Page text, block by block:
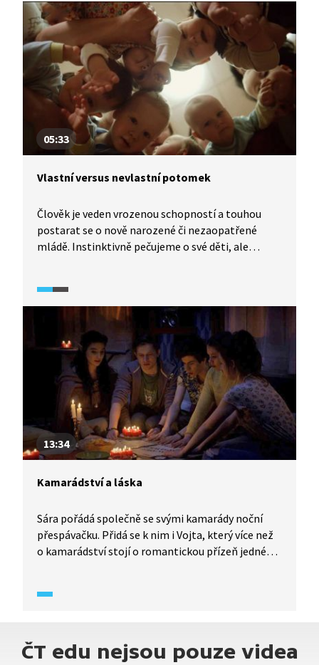
05:33
Vlastní versus nevlastní potomek
Člověk je veden vrozenou schopností a touhou
postarat se o nově narozené či nezaopatřené
mládě. Instinktivně pečujeme o své děti, ale
potomek není jejich vlastní, častěji na takovém
dítěti páchají násilí. Psychologické mechanismy
nám brání chovat se násilně k malým dětem,
ovšem v případě nevlastního dítěte tyto
mechanismy snadněji selžou.
13:34
Kamarádství a láska
Sára pořádá společně se svými kamarády noční
přespávačku. Přidá se k nim i Vojta, který více než
o kamarádství stojí o romantickou přízeň jedné
závěrem? Poznejte druhé dřív, než je odepíšete!
ČT edu nejsou pouze videa